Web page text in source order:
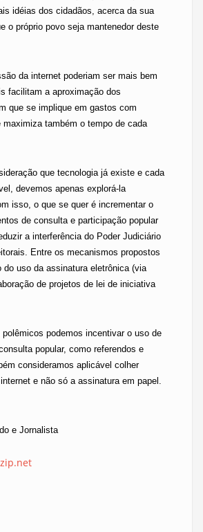
idéias dos cidadãos, acerca da sua
o próprio povo seja mantenedor deste
da internet poderiam ser mais bem
facilitam a aproximação dos
que se implique em gastos com
maximiza também o tempo de cada
que tecnologia já existe e cada
devemos apenas explorá-la
isso, o que se quer é incrementar o
de consulta e participação popular
a interferência do Poder Judiciário
Entre os mecanismos propostos
do uso da assinatura eletrônica (via
de projetos de lei de iniciativa
podemos incentivar o uso de
popular, como referendos e
consideramos aplicável colher
e não só a assinatura em papel.
e Jornalista